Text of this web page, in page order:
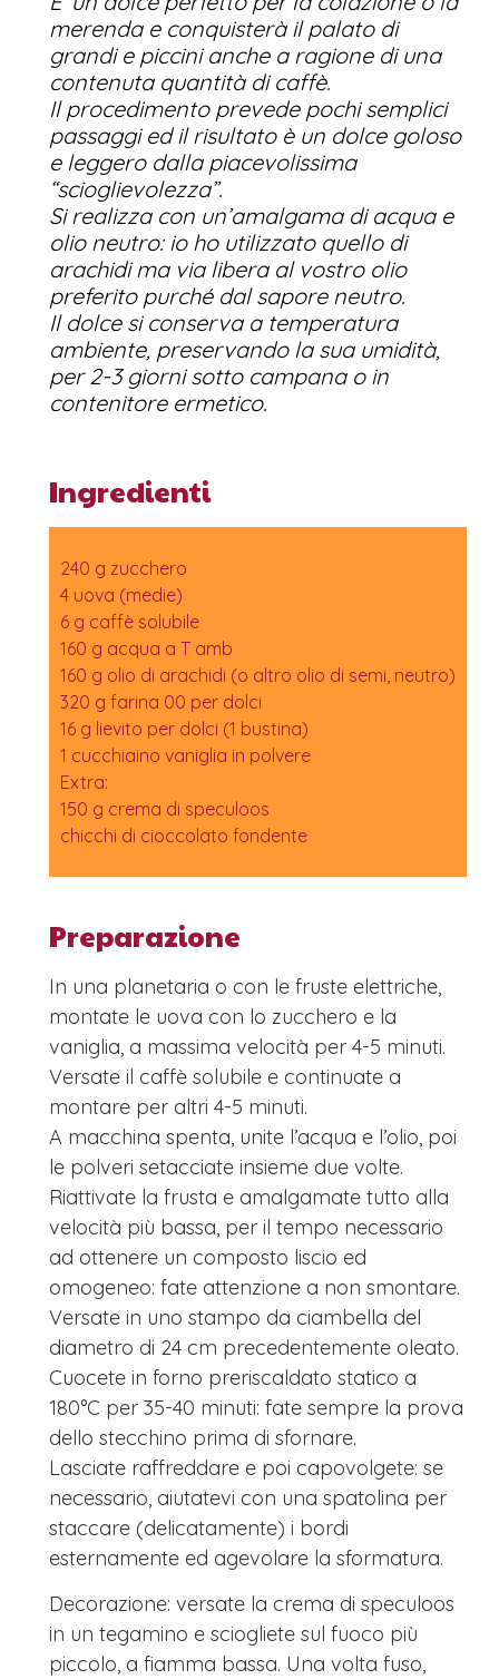
merenda e conquisterà il palato di
grandi e piccini anche a ragione di una
contenuta quantità di caffè.
Il procedimento prevede pochi semplici
passaggi ed il risultato è un dolce goloso
e leggero dalla piacevolissima
“scioglievolezza”.
Si realizza con un’amalgama di acqua e
olio neutro: io ho utilizzato quello di
arachidi ma via libera al vostro olio
preferito purché dal sapore neutro.
Il dolce si conserva a temperatura
ambiente, preservando la sua umidità,
per 2-3 giorni sotto campana o in
contenitore ermetico.
Ingredienti
240 g zucchero
4 uova (medie)
6 g caffè solubile
160 g acqua a T amb
160 g olio di arachidi (o altro olio di semi, neutro)
320 g farina 00 per dolci
16 g lievito per dolci (1 bustina)
1 cucchiaino vaniglia in polvere
Extra:
150 g crema di speculoos
chicchi di cioccolato fondente
Preparazione
In una planetaria o con le fruste elettriche,
montate le uova con lo zucchero e la
vaniglia, a massima velocità per 4-5 minuti.
Versate il caffè solubile e continuate a
montare per altri 4-5 minuti.
A macchina spenta, unite l’acqua e l’olio, poi
le polveri setacciate insieme due volte.
Riattivate la frusta e amalgamate tutto alla
velocità più bassa, per il tempo necessario
ad ottenere un composto liscio ed
omogeneo: fate attenzione a non smontare.
Versate in uno stampo da ciambella del
diametro di 24 cm precedentemente oleato.
Cuocete in forno preriscaldato statico a
180°C per 35-40 minuti: fate sempre la prova
dello stecchino prima di sfornare.
Lasciate raffreddare e poi capovolgete: se
necessario, aiutatevi con una spatolina per
staccare (delicatamente) i bordi
esternamente ed agevolare la sformatura.
Decorazione: versate la crema di speculoos
in un tegamino e sciogliete sul fuoco più
piccolo, a fiamma bassa. Una volta fuso,